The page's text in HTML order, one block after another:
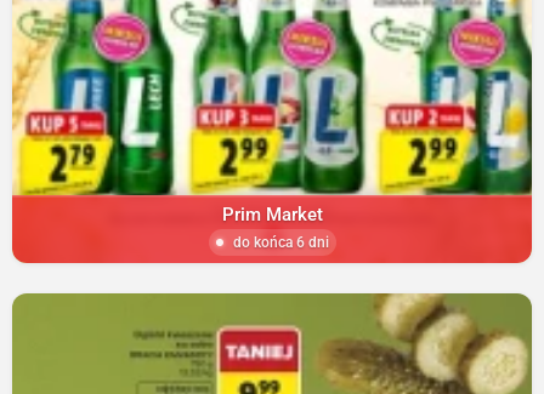
Prim Market
do końca 6 dni